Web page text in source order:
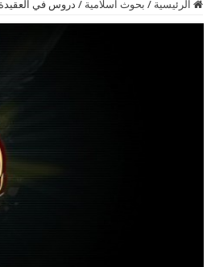
الرئيسية / بحوث اسلامية / دروس في العقيدة